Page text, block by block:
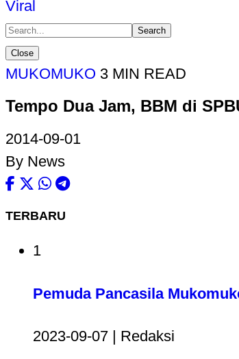
Viral
Search
Close
MUKOMUKO 3 MIN READ
Tempo Dua Jam, BBM di
2014-09-01
By News
TERBARU
1
Pemuda Pancasila
2023-09-07 | Redaksi